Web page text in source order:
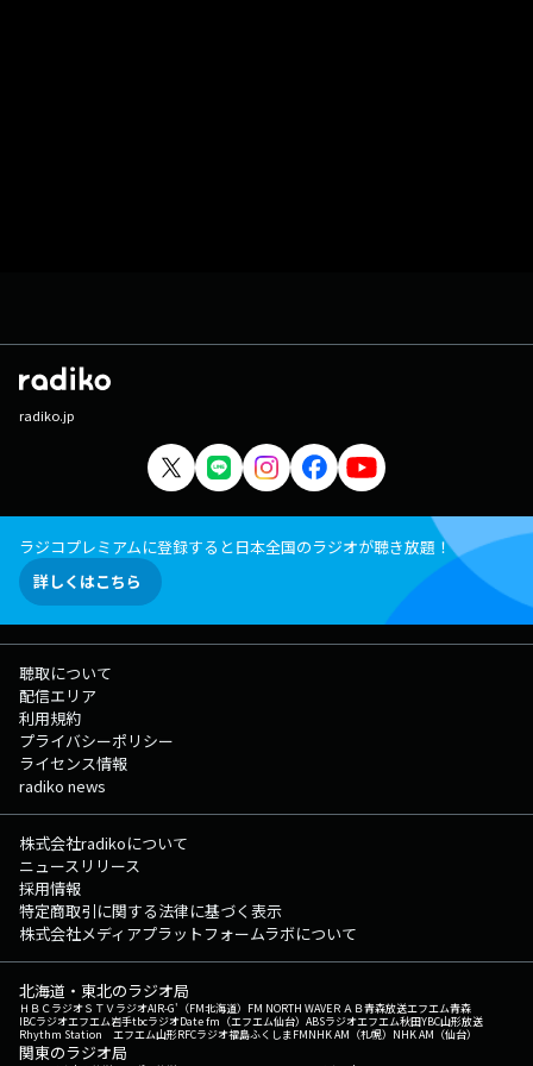
radiko.jp
ラジコプレミアムに登録すると日本全国のラジオが聴き放題！
詳しくはこちら
聴取について
配信エリア
利用規約
プライバシーポリシー
ライセンス情報
radiko news
株式会社radikoについて
ニュースリリース
採用情報
特定商取引に関する法律に基づく表示
株式会社メディアプラットフォームラボについて
北海道・東北のラジオ局
ＨＢＣラジオＳＴＶラジオAIR-G'（FM北海道） FM NORTH WAVEＲＡＢ青森放送エフエム青森
IBCラジオエフエム岩手tbcラジオDate fm（エフエム仙台） ABSラジオエフエム秋田YBC山形放送
Rhythm Station エフエム山形RFCラジオ福島ふくしまFMNHK AM（札幌） NHK AM（仙台）
関東のラジオ局